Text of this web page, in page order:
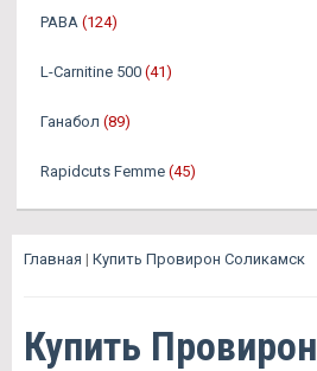
PABA (124)
L-Carnitine 500 (41)
Ганабол (89)
Rapidcuts Femme (45)
Главная | Купить Провирон Соликамск
Купить Провирон